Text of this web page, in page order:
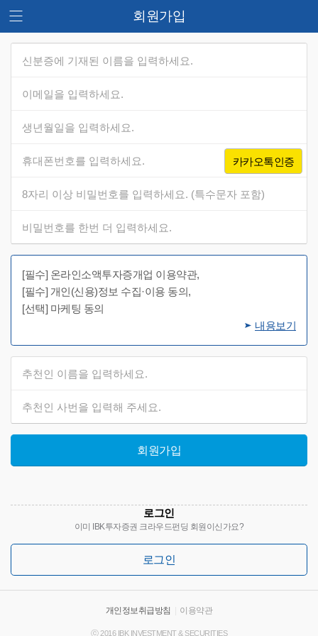
회원가입
카카오톡인증
[필수] 온라인소액투자증개업 이용약관,
[필수] 개인(신용)정보 수집·이용 동의,
[선택] 마케팅 동의
내용보기
회원가입
로그인
이미 IBK투자증권 크라우드펀딩 회원이신가요?
로그인
개인정보취급방침 이용약관
ⓒ 2016 IBK INVESTMENT & SECURITIES